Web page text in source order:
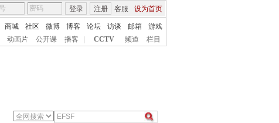
客服 设为首页
登录 注册
商城 社区 微博 博客 论坛 访谈 邮箱
游戏
动画片 公开课 播客 CCTV 频道 栏目